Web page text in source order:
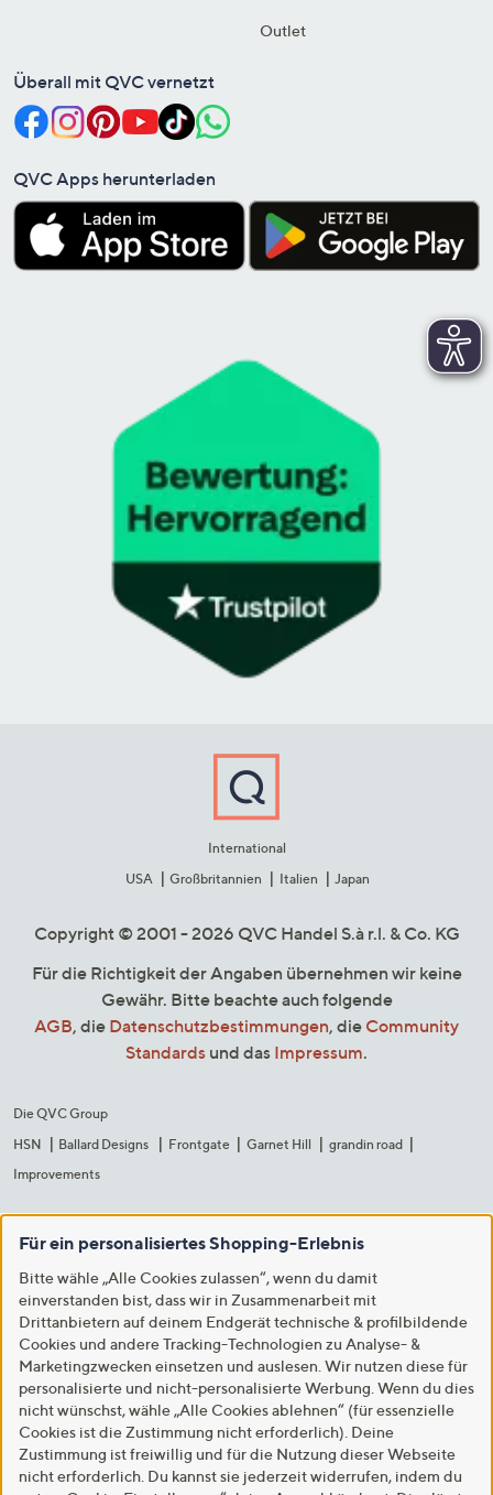
Outlet
Überall mit QVC vernetzt
QVC Apps herunterladen
International
USA
Großbritannien Italien Japan
Copyright © 2001 - 2026 QVC Handel S.à r.l. & Co. KG
Für die Richtigkeit der Angaben übernehmen wir keine
Gewähr. Bitte beachte auch folgende
AGB, die Datenschutzbestimmungen, die Community
Standards und das Impressum.
Die QVC Group
HSN
Ballard Designs Frontgate Garnet Hill
grandin road
Improvements
Für ein personalisiertes Shopping-Erlebnis
Bitte wähle „Alle Cookies zulassen“, wenn du damit
einverstanden bist, dass wir in Zusammenarbeit mit
Drittanbietern auf deinem Endgerät technische & profilbildende
Cookies und andere Tracking-Technologien zu Analyse- &
Marketingzwecken einsetzen und auslesen. Wir nutzen diese für
personalisierte und nicht-personalisierte Werbung. Wenn du dies
nicht wünschst, wähle „Alle Cookies ablehnen“ (für essenzielle
Cookies ist die Zustimmung nicht erforderlich). Deine
Zustimmung ist freiwillig und für die Nutzung dieser Webseite
nicht erforderlich. Du kannst sie jederzeit widerrufen, indem du